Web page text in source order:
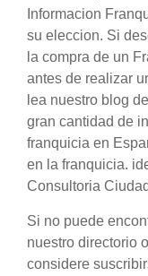
Informacion
su eleccion. Si
la compra de un
antes de realizar
lea nuestro blog
gran cantidad de
franquicia en
en la franquicia.
Consultoria
Si no puede
nuestro directorio
considere